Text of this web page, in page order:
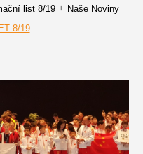
list 8/19+ Naše Noviny
8/19